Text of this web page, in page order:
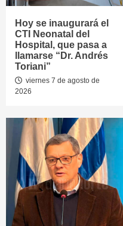
Hoy se inaugurará el
CTI Neonatal del
Hospital, que pasa a
llamarse “Dr. Andrés
Toriani”
viernes 7 de agosto de
2026